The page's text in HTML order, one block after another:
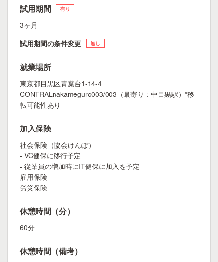
試用期間 有り
3ヶ月
試用期間の条件変更
無し
就業場所
東京都目黒区青葉台1-14-4
CONTRALnakameguro003/003（最寄り：中目黒駅）*移
転可能性あり
加入保険
社会保険（協会けんぽ）
- VC健保に移行予定
- 従業員の増加時にIT健保に加入を予定
雇用保険
労災保険
休憩時間（分）
60分
休憩時間（備考）